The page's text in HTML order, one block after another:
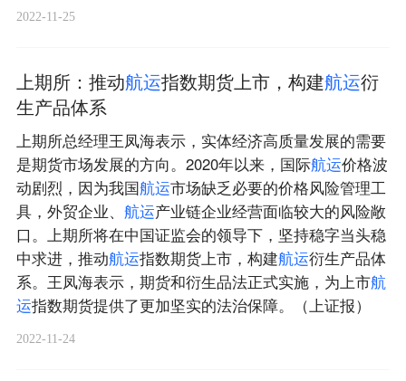
2022-11-25
上期所：推动航运指数期货上市，构建航运衍
生产品体系
上期所总经理王凤海表示，实体经济高质量发展的需要
是期货市场发展的方向。2020年以来，国际航运价格波
动剧烈，因为我国航运市场缺乏必要的价格风险管理工
具，外贸企业、 航运产业链企业经营面临较大的风险敞
口。上期所将在中国证监会的领导下，坚持稳字当头稳
中求进，推动航运指数期货上市，构建航运衍生产品体
系。王凤海表示，期货和衍生品法正式实施，为上市航
运指数期货提供了更加坚实的法治保障。（上证报）
2022-11-24